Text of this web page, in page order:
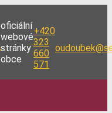
oficiální
webové
stránky
obce
+420
323
660
571